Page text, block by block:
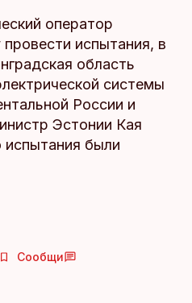
оператор
испытания, в
область
системы
России и
Эстонии Кая
испытания были
Сообщи